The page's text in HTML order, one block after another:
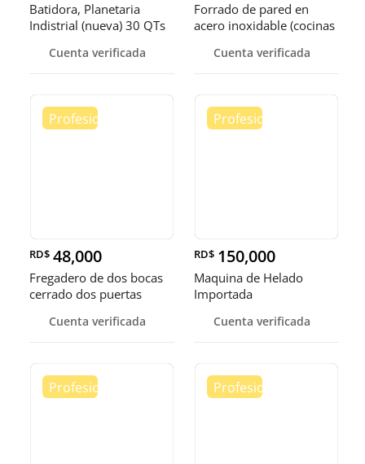
Batidora, Planetaria
Indistrial (nueva) 30 QTs
Cuenta verificada
Forrado de pared en
acero inoxidable (cocinas
Cuenta verificada
RD$ 48,000
Fregadero de dos bocas
cerrado dos puertas
Cuenta verificada
RD$ 150,000
Maquina de Helado
Importada
Cuenta verificada